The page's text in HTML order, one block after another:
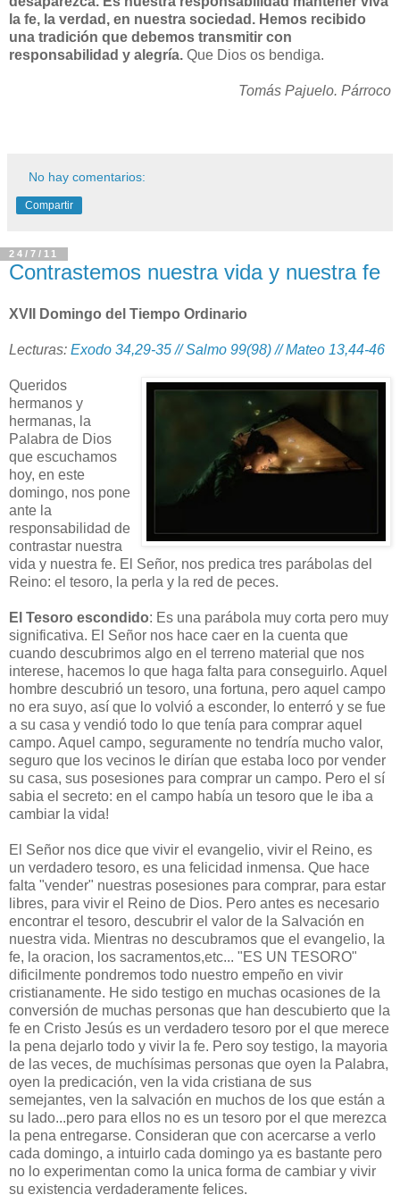
la fe, la verdad, en nuestra sociedad. Hemos recibido
una tradición que debemos transmitir con
responsabilidad y alegría. Que Dios os bendiga.
Tomás Pajuelo. Párroco
No hay comentarios:
Compartir
24/7/11
Contrastemos nuestra vida y nuestra fe
XVII Domingo del Tiempo Ordinario
Lecturas: Exodo 34,29-35 // Salmo 99(98) // Mateo 13,44-46
Queridos
hermanos y
hermanas, la
Palabra de Dios
que escuchamos
hoy, en este
domingo, nos pone
ante la
responsabilidad de
contrastar nuestra
vida y nuestra fe. El Señor, nos predica tres parábolas del
Reino: el tesoro, la perla y la red de peces.
El Tesoro escondido: Es una parábola muy corta pero muy
significativa. El Señor nos hace caer en la cuenta que
cuando descubrimos algo en el terreno material que nos
interese, hacemos lo que haga falta para conseguirlo. Aquel
hombre descubrió un tesoro, una fortuna, pero aquel campo
no era suyo, así que lo volvió a esconder, lo enterró y se fue
a su casa y vendió todo lo que tenía para comprar aquel
campo. Aquel campo, seguramente no tendría mucho valor,
seguro que los vecinos le dirían que estaba loco por vender
su casa, sus posesiones para comprar un campo. Pero el sí
sabia el secreto: en el campo había un tesoro que le iba a
cambiar la vida!
El Señor nos dice que vivir el evangelio, vivir el Reino, es
un verdadero tesoro, es una felicidad inmensa. Que hace
falta "vender" nuestras posesiones para comprar, para estar
libres, para vivir el Reino de Dios. Pero antes es necesario
encontrar el tesoro, descubrir el valor de la Salvación en
nuestra vida. Mientras no descubramos que el evangelio, la
fe, la oracion, los sacramentos,etc... "ES UN TESORO"
dificilmente pondremos todo nuestro empeño en vivir
cristianamente. He sido testigo en muchas ocasiones de la
conversión de muchas personas que han descubierto que la
fe en Cristo Jesús es un verdadero tesoro por el que merece
la pena dejarlo todo y vivir la fe. Pero soy testigo, la mayoria
de las veces, de muchísimas personas que oyen la Palabra,
oyen la predicación, ven la vida cristiana de sus
semejantes, ven la salvación en muchos de los que están a
su lado...pero para ellos no es un tesoro por el que merezca
la pena entregarse. Consideran que con acercarse a verlo
cada domingo, a intuirlo cada domingo ya es bastante pero
no lo experimentan como la unica forma de cambiar y vivir
su existencia verdaderamente felices.